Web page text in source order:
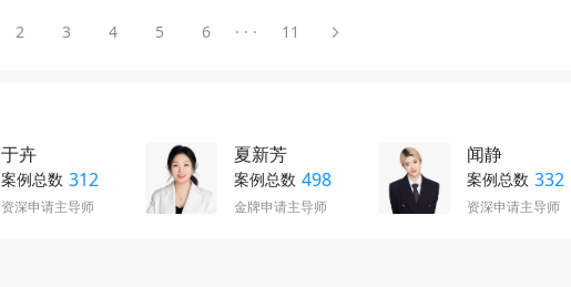
2 3 4 5 6 · · · 11
于卉
案例总数 312
资深申请主导师
夏新芳
案例总数 498
金牌申请主导师
闻静
案例总数 332
资深申请主导师